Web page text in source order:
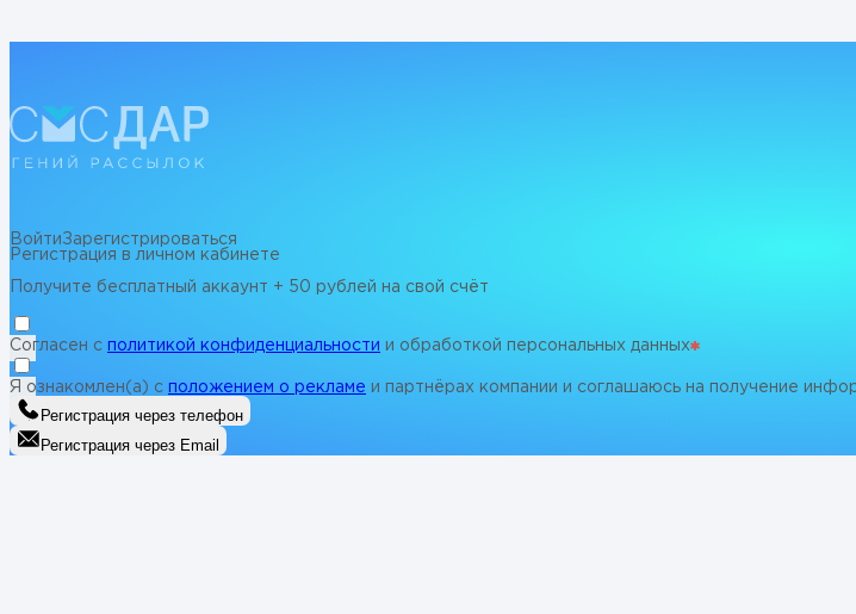
ВойтиЗарегистрироваться
Регистрация в личном кабинете
Получите бесплатный аккаунт + 50 рублей на свой счёт
Согласен с политикой конфиденциальности и обработкой персональных данных
Я ознакомлен(а) с положением о рекламе и партнёрах компании и соглашаюсь на получение
Регистрация через телефон
Регистрация через Email